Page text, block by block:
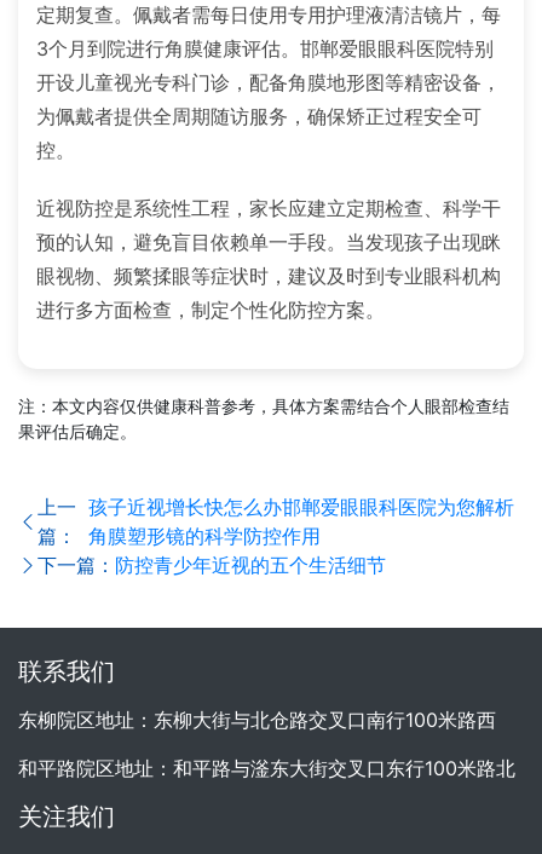
定期复查。佩戴者需每日使用专用护理液清洁镜片，每
3个月到院进行角膜健康评估。邯郸爱眼眼科医院特别
开设儿童视光专科门诊，配备角膜地形图等精密设备，
为佩戴者提供全周期随访服务，确保矫正过程安全可
控。
近视防控是系统性工程，家长应建立定期检查、科学干
预的认知，避免盲目依赖单一手段。当发现孩子出现眯
眼视物、频繁揉眼等症状时，建议及时到专业眼科机构
进行多方面检查，制定个性化防控方案。
注：本文内容仅供健康科普参考，具体方案需结合个人眼部检查结
果评估后确定。
上一
篇：
孩子近视增长快怎么办邯郸爱眼眼科医院为您解析
角膜塑形镜的科学防控作用
下一篇： 防控青少年近视的五个生活细节
联系我们
东柳院区地址：东柳大街与北仓路交叉口南行100米路西
和平路院区地址：和平路与滏东大街交叉口东行100米路北
关注我们